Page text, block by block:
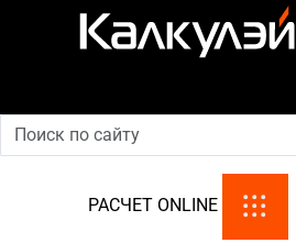
РАСЧЕТ ONLINE